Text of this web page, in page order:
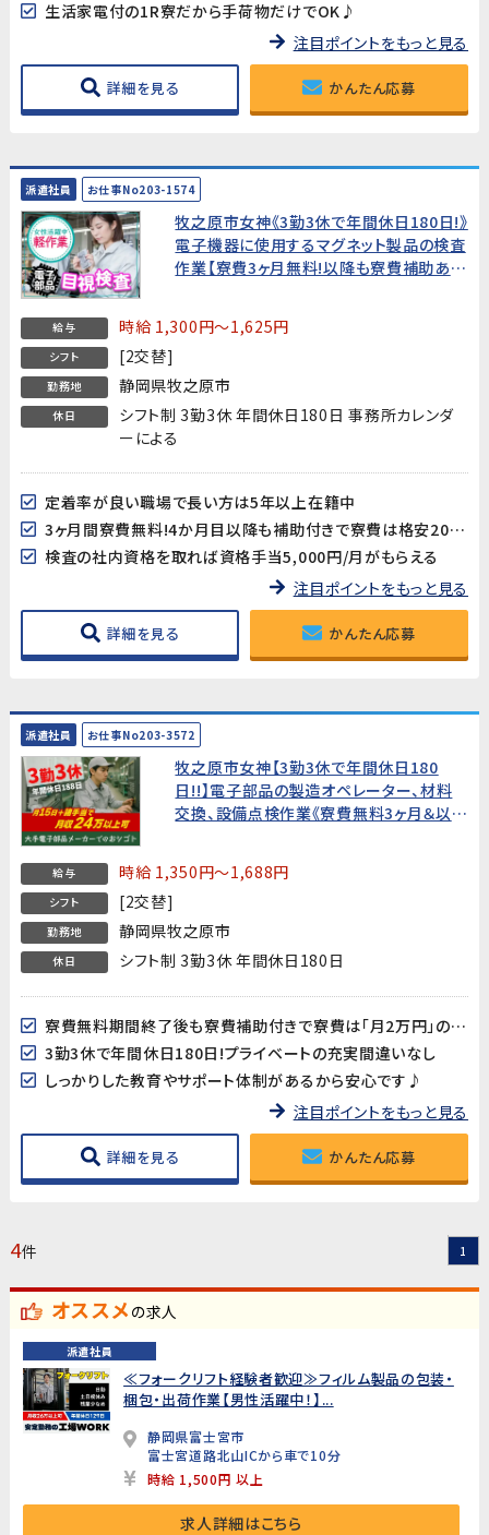
生活家電付の1R寮だから手荷物だけでOK♪
注目ポイントをもっと見る
詳細を見る かんたん応募
派遣社員 お仕事No203-1574
牧之原市女神《3勤3休で年間休日180日!》
電子機器に使用するマグネット製品の検査
作業【寮費3ヶ月無料!以降も寮費補助あ
給与 時給 1,300円～1,625円
シフト [2交替]
勤務地 静岡県牧之原市
休日
シフト制 3勤3休 年間休日180日 事務所カレンダ
ーによる
定着率が良い職場で長い方は5年以上在籍中
3ヶ月間寮費無料!4か月目以降も補助付きで寮費は格安20,000円♪
検査の社内資格を取れば資格手当5,000円/月がもらえる
注目ポイントをもっと見る
詳細を見る かんたん応募
派遣社員 お仕事No203-3572
牧之原市女神【3勤3休で年間休日180
日!!】電子部品の製造オペレーター、材料
交換、設備点検作業《寮費無料3ヶ月＆以降
給与 時給 1,350円～1,688円
シフト [2交替]
勤務地 静岡県牧之原市
休日 シフト制 3勤3休 年間休日180日
寮費無料期間終了後も寮費補助付きで寮費は「月2万円」の格安♪
3勤3休で年間休日180日!プライベートの充実間違いなし
しっかりした教育やサポート体制があるから安心です♪
注目ポイントをもっと見る
詳細を見る かんたん応募
4件 1
オススメの求人
派遣社員
≪フォークリフト経験者歓迎≫フィルム製品の包装・
梱包・出荷作業【男性活躍中！】...
静岡県富士宮市
富士宮道路北山ICから車で10分
時給 1,500円 以上
求人詳細はこちら